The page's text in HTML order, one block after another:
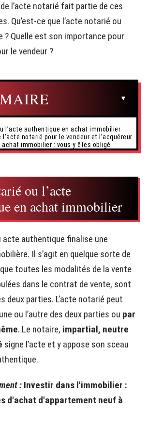
l’acte notarié fait partie de ces
Qu’est-ce que l’acte notarié ou
? Quelle est son importance pour
le vendeur ?
l’acte authentique en achat immobilier
l’acte notarié pour le vendeur et l’acquéreur
immobilier : vous y êtes obligé
ou l’acte
en achat immobilier
acte authentique finalise une
Il s’agit en quelque sorte de
toutes les modalités de la vente
dans le contrat de vente, sont
deux parties. L’acte notarié peut
ou l’autre des deux parties ou par
. Le notaire, impartial, neutre
signe l’acte et y appose son sceau
: Investir dans l'immobilier :
d'achat d'appartement neuf à